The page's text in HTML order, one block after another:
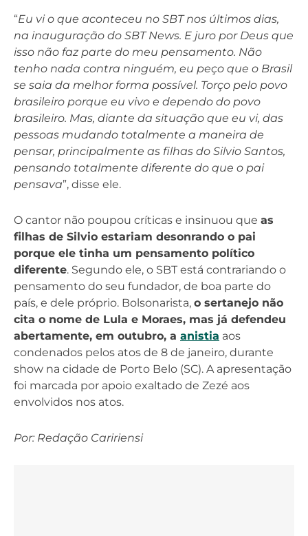
“Eu vi o que aconteceu no SBT nos últimos dias,
na inauguração do SBT News. E juro por Deus que
isso não faz parte do meu pensamento. Não
tenho nada contra ninguém, eu peço que o Brasil
se saia da melhor forma possível. Torço pelo povo
brasileiro porque eu vivo e dependo do povo
brasileiro. Mas, diante da situação que eu vi, das
pessoas mudando totalmente a maneira de
pensar, principalmente as filhas do Silvio Santos,
pensando totalmente diferente do que o pai
pensava”, disse ele.
O cantor não poupou críticas e insinuou que as
filhas de Silvio estariam desonrando o pai
porque ele tinha um pensamento político
diferente. Segundo ele, o SBT está contrariando o
pensamento do seu fundador, de boa parte do
país, e dele próprio. Bolsonarista, o sertanejo não
cita o nome de Lula e Moraes, mas já defendeu
abertamente, em outubro, a anistia aos
condenados pelos atos de 8 de janeiro, durante
show na cidade de Porto Belo (SC). A apresentação
foi marcada por apoio exaltado de Zezé aos
envolvidos nos atos.
Por: Redação Caririensi